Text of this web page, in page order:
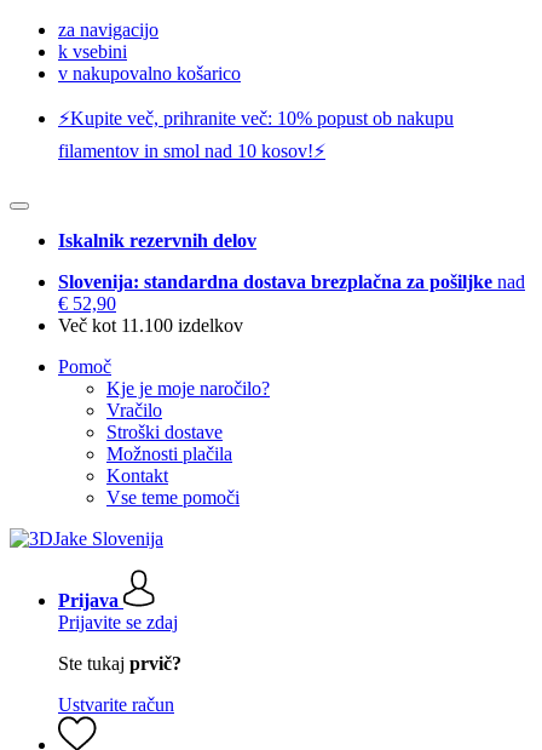
za navigacijo
k vsebini
v nakupovalno košarico
⚡️Kupite več, prihranite več: 10% popust ob nakupu
filamentov in smol nad 10 kosov!⚡️
Iskalnik rezervnih delov
Slovenija: standardna dostava brezplačna za pošiljke nad
€ 52,90
Več kot 11.100 izdelkov
Pomoč
Kje je moje naročilo?
Vračilo
Stroški dostave
Možnosti plačila
Kontakt
Vse teme pomoči
Prijava
Prijavite se zdaj
Ste tukaj prvič?
Ustvarite račun